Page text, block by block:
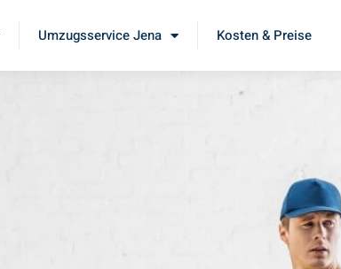
Umzugsservice Jena Kosten & Preise